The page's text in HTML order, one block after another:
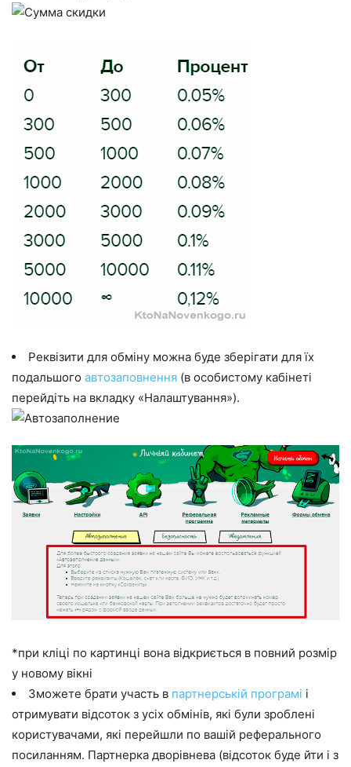
Реквізити для обміну можна буде зберігати для їх
подальшого автозаповнення (в особистому кабінеті
перейдіть на вкладку «Налаштування»).
*при кліці по картинці вона відкриється в повний розмір
у новому вікні
Зможете брати участь в партнерській програмі і
отримувати відсоток з усіх обмінів, які були зроблені
користувачами, які перейшли по вашій реферального
посиланням. Партнерка дворівнева (відсоток буде йти і з